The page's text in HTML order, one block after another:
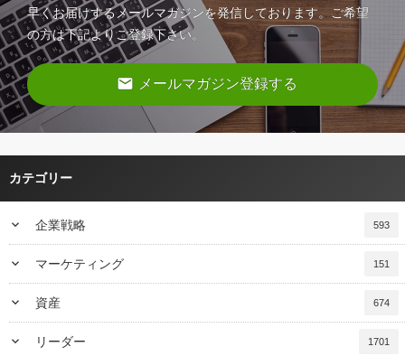
早くお届けするメールマガジンを発信しております。ご希望
の方は下記よりご登録下さい。
email メールマガジン登録する
カテゴリー
keyboard_arrow_down 企業戦略 593
keyboard_arrow_down マーケティング 151
keyboard_arrow_down 資産 674
keyboard_arrow_down リーダー 1701